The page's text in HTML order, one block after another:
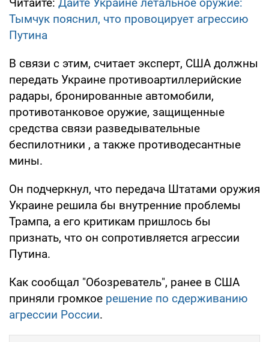
Тымчук пояснил, что провоцирует агрессию
Путина
В связи с этим, считает эксперт, США должны
передать Украине противоартиллерийские
радары, бронированные автомобили,
противотанковое оружие, защищенные
средства связи разведывательные
беспилотники , а также противодесантные
мины.
Он подчеркнул, что передача Штатами оружия
Украине решила бы внутренние проблемы
Трампа, а его критикам пришлось бы
признать, что он сопротивляется агрессии
Путина.
Как сообщал "Обозреватель", ранее в США
приняли громкое решение по сдерживанию
агрессии России.